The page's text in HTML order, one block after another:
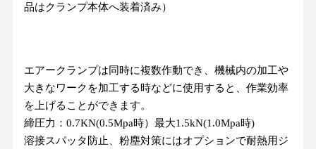
品はクランプ本体へ装着済み）
エアークランプは同時に複数作動でき、機械内の加工や
大きなワークを加工する時などに使用すると、作業効率
を上げることができます。
締圧力：0.7KN(0.5Mpa時）最大1.5kN(1.0Mpa時)
溶接スパッタ防止、粉塵対策にはオプションで耐熱用ジ